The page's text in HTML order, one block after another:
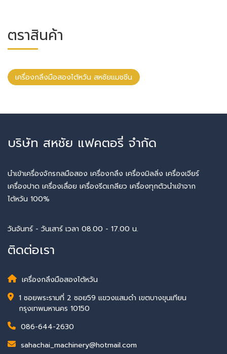
ตราสินค้า
เครื่องกลึงมือสองไต้หวัน สหชัยแมชชีน
บริษัท สหชัย แฟคตอรี่ จำกัด
นำเข้าเครื่องจักรกลมือสอง เครื่องกลึง เครื่องมิลลิ่ง เครื่องเจียร์
เครื่องปาด เครื่องเลื่อย เครื่องรีดเกลียว เครื่องทุกตัวนำเข้าจาก
ไต้หวัน 100%
วันจันทร์ - วันเสาร์ เวลา 08.00 - 17.00 น.
ติดต่อเรา
เครื่องกลึงมือสองไต้หวัน
1 ซอยพระรามที่ 2 ซอย59 แขวงแสมดำ เขตบางขุนเทียน
กรุงเทพมหานคร 10150
086-644-2630
sahachai_machinery@hotmail.com